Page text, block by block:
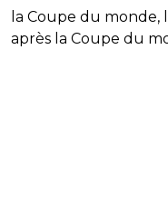
la Coupe du monde,
après la Coupe du